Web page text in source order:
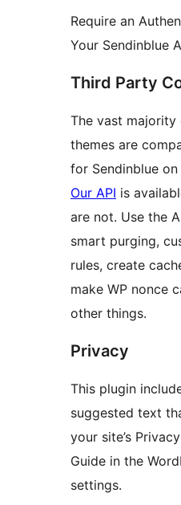
Require an
Your Sendinblue
Third Party
The vast majority
themes are
for Sendinblue
Our API is
are not. Use the
smart purging,
rules, create
make WP nonce
other things.
Privacy
This plugin
suggested text
your site’s
Guide in the
settings.